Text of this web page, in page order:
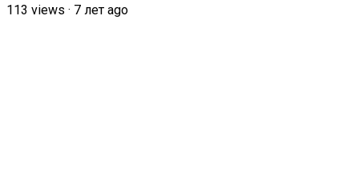
113 views · 7 лет ago